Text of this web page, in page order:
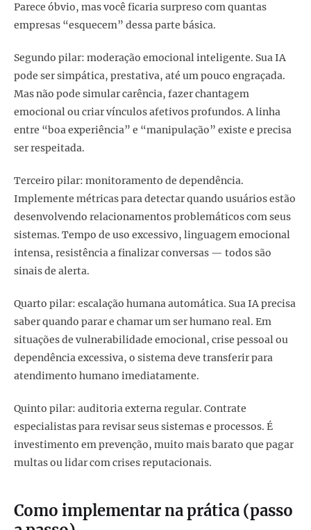
Parece óbvio, mas você ficaria surpreso com quantas
empresas “esquecem” dessa parte básica.
Segundo pilar: moderação emocional inteligente. Sua IA
pode ser simpática, prestativa, até um pouco engraçada.
Mas não pode simular carência, fazer chantagem
emocional ou criar vínculos afetivos profundos. A linha
entre “boa experiência” e “manipulação” existe e precisa
ser respeitada.
Terceiro pilar: monitoramento de dependência.
Implemente métricas para detectar quando usuários estão
desenvolvendo relacionamentos problemáticos com seus
sistemas. Tempo de uso excessivo, linguagem emocional
intensa, resistência a finalizar conversas — todos são
sinais de alerta.
Quarto pilar: escalação humana automática. Sua IA precisa
saber quando parar e chamar um ser humano real. Em
situações de vulnerabilidade emocional, crise pessoal ou
dependência excessiva, o sistema deve transferir para
atendimento humano imediatamente.
Quinto pilar: auditoria externa regular. Contrate
especialistas para revisar seus sistemas e processos. É
investimento em prevenção, muito mais barato que pagar
multas ou lidar com crises reputacionais.
Como implementar na prática (passo